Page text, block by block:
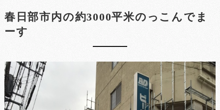
春日部市内の約3000平米のっこんでま
ーす